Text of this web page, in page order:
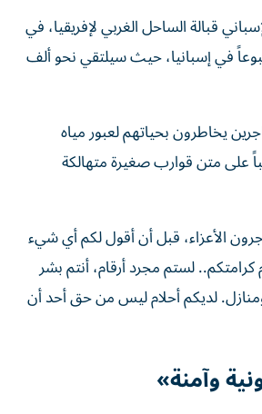
قبالة الساحل الغربي لإفريقيا، في
في إسبانيا، حيث سيلتقي ‌نحو ألف
يخاطرون بحياتهم لعبور مياه
على متن قوارب صغيرة متهالكة
الأعزاء، قبل أن أقول لكم أي شيء
كرامتكم.. لستم مجرد أرقام، أنتم بشر
لديكم أحلام ليس من حق أحد أن
وآمنة»